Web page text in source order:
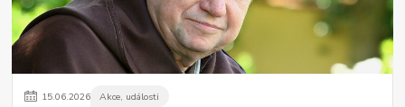
15.06.2026 Akce, události